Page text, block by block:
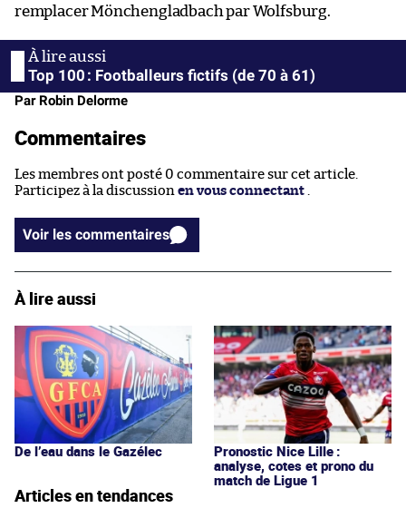
remplacer Mönchengladbach par Wolfsburg.
Top 100 : Footballeurs fictifs (de 70 à 61)
Par Robin Delorme
Commentaires
Les membres ont posté 0 commentaire sur cet article.
Participez à la discussion en vous connectant .
Voir les commentaires
À lire aussi
De l’eau dans le Gazélec
Pronostic Nice Lille :
analyse, cotes et prono du
match de Ligue 1
Articles en tendances